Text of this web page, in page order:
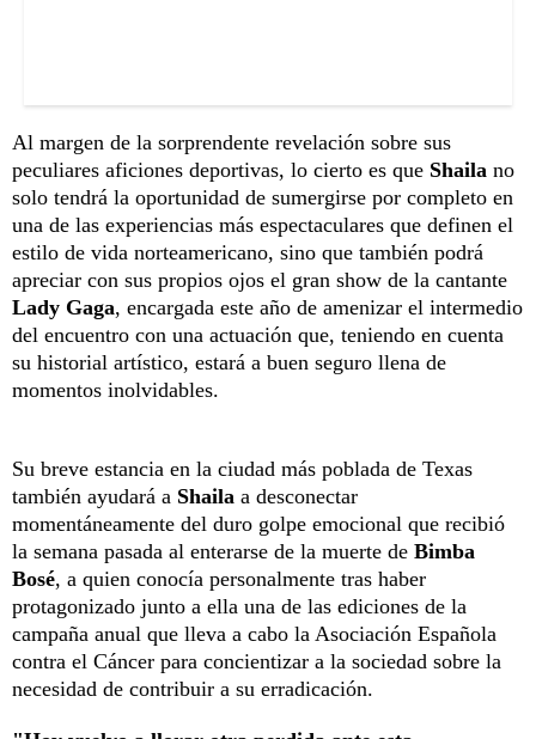
Al margen de la sorprendente revelación sobre sus
peculiares aficiones deportivas, lo cierto es que Shaila no
solo tendrá la oportunidad de sumergirse por completo en
una de las experiencias más espectaculares que definen el
estilo de vida norteamericano, sino que también podrá
apreciar con sus propios ojos el gran show de la cantante
Lady Gaga, encargada este año de amenizar el intermedio
del encuentro con una actuación que, teniendo en cuenta
su historial artístico, estará a buen seguro llena de
momentos inolvidables.
Su breve estancia en la ciudad más poblada de Texas
también ayudará a Shaila a desconectar
momentáneamente del duro golpe emocional que recibió
la semana pasada al enterarse de la muerte de Bimba
Bosé, a quien conocía personalmente tras haber
protagonizado junto a ella una de las ediciones de la
campaña anual que lleva a cabo la Asociación Española
contra el Cáncer para concientizar a la sociedad sobre la
necesidad de contribuir a su erradicación.